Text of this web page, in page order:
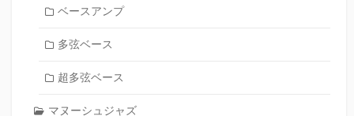
ベースアンプ
多弦ベース
超多弦ベース
マヌーシュジャズ